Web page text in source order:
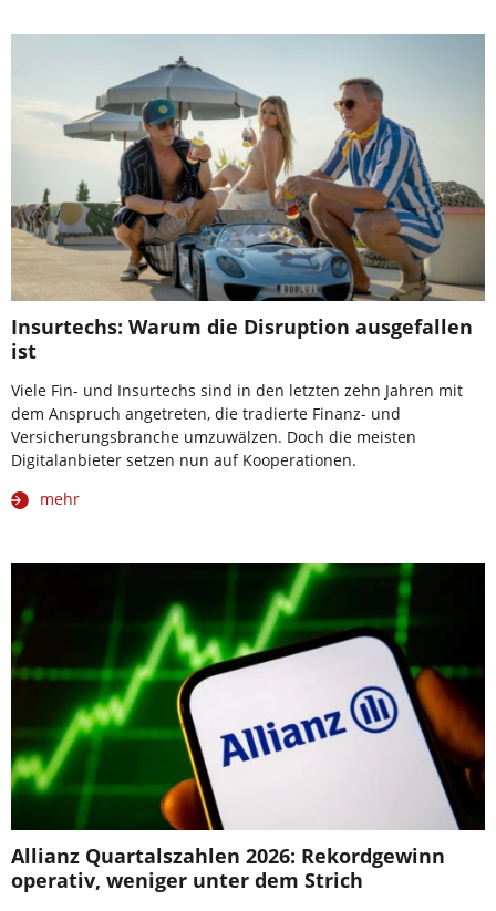
Insurtechs: Warum die Disruption ausgefallen
ist
Viele Fin- und Insurtechs sind in den letzten zehn Jahren mit
dem Anspruch angetreten, die tradierte Finanz- und
Versicherungsbranche umzuwälzen. Doch die meisten
Digitalanbieter setzen nun auf Kooperationen.
mehr
Allianz Quartalszahlen 2026: Rekordgewinn
operativ, weniger unter dem Strich